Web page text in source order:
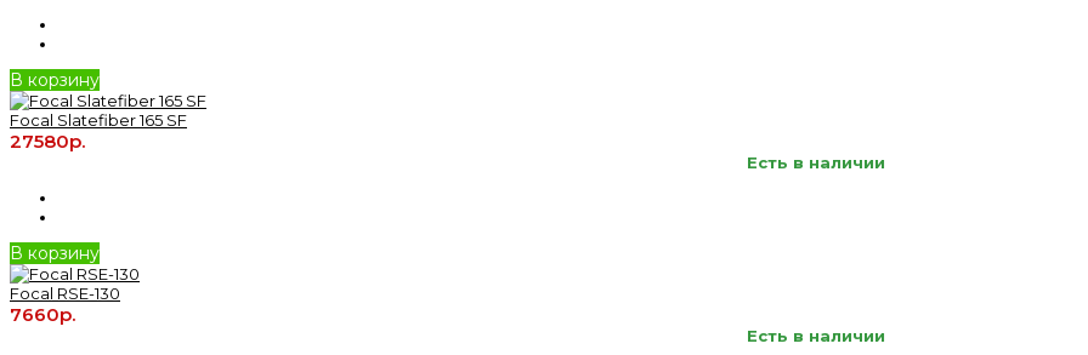
В корзину
Focal Slatefiber 165 SF
27580р.
Есть в наличии
В корзину
Focal RSE-130
7660р.
Есть в наличии